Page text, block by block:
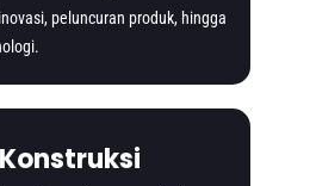
peluncuran produk, hingga